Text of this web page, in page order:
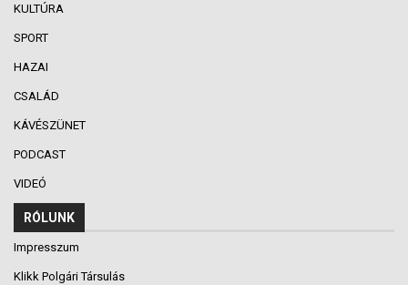
KULTÚRA
SPORT
HAZAI
CSALÁD
KÁVÉSZÜNET
PODCAST
VIDEÓ
RÓLUNK
Impresszum
Klikk Polgári Társulás